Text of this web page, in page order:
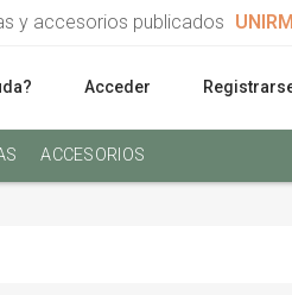
y accesorios publicados
Acceder
ACCESORIOS